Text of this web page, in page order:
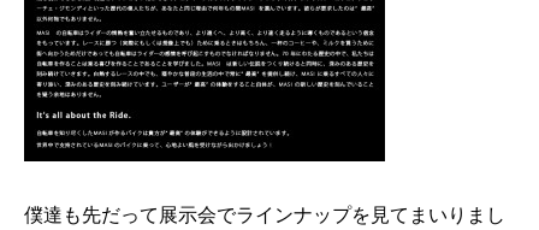
僕達も先だって展示会でラインナップを見てまいりまし